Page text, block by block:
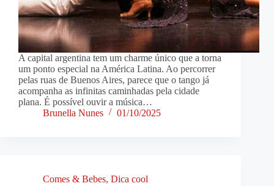
A capital argentina tem um charme único que a torna
um ponto especial na América Latina. Ao percorrer
pelas ruas de Buenos Aires, parece que o tango já
acompanha as infinitas caminhadas pela cidade
plana. É possível ouvir a música…
Brunella Nunes
01/10/2025
Comes & Bebes, Dica cool